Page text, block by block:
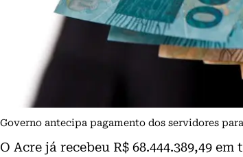
Governo antecipa pagamento dos servidores
O Acre já recebeu R$ 68.444.389,49